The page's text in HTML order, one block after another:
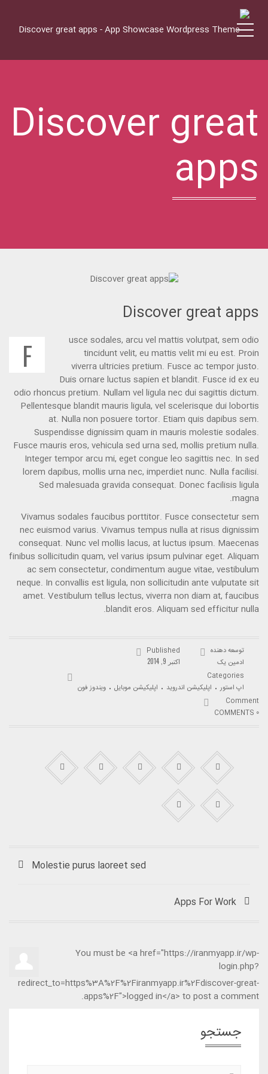
Menu
Discover great
apps
Discover great apps
F
usce sodales, arcu vel mattis volutpat, sem odio
tincidunt velit, eu mattis velit mi eu est. Proin
viverra ultricies pretium. Fusce ac tempor justo.
Duis ornare luctus sapien et blandit. Fusce id ex eu
odio rhoncus pretium. Nullam vel ligula nec dui sagittis dictum.
Pellentesque blandit mauris ligula, vel scelerisque dui lobortis
at. Nulla non posuere tortor. Etiam quis dapibus sem.
Suspendisse dignissim quam in mauris molestie sodales.
Fusce mauris eros, vehicula sed urna sed, mollis pretium nulla.
Integer tempor arcu mi, eget congue leo sagittis nec. In sed
lorem dapibus, mollis urna nec, imperdiet nunc. Nulla facilisi.
Sed malesuada gravida consequat. Donec facilisis ligula
magna.
Vivamus sodales faucibus porttitor. Fusce consectetur sem
nec euismod varius. Vivamus tempus nulla at risus dignissim
consequat. Nunc vel mollis lacus, at luctus ipsum. Maecenas
finibus sollicitudin quam, vel varius ipsum pulvinar eget. Aliquam
ac sem consectetur, condimentum augue vitae, vestibulum
neque. In convallis est ligula, non sollicitudin ante vulputate sit
amet. Vestibulum tellus lectus, viverra non diam at, faucibus
blandit eros. Aliquam sed efficitur nulla.
توسعه دهنده
ادمین یک
Published
اکتبر 9, 2014
Categories
اپ استور . اپلیکیشن اندروید . اپلیکیشن موبایل . ویندوز فون
Comment
0 COMMENTS
Molestie purus laoreet sed
Apps For Work‎
You must be <a href="https://iranmyapp.ir/wp-
login.php?
redirect_to=https%3A%2F%2Firanmyapp.ir%2Fdiscover-great-
apps%2F">logged in</a> to post a comment.
جستجو